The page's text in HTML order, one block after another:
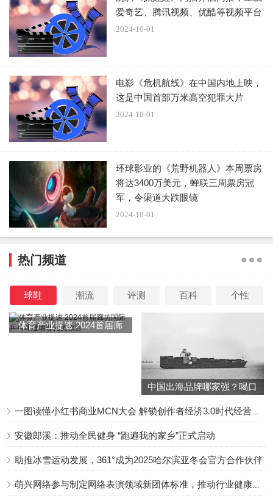
不过，这部电影并非没有缺点。一些情节引人注目，但相对
于电影整体来说，无关紧要，甚至可能对情感影响产生消极
作用。在电影中许多部分，我们看到了类似的情节，这些情
节在情感波动上非常类似，这显然是一种疲劳，也可能会令
人产生一定的不满。
爱和生活的答案，或者如果你想为自己带来一些治愈之光，
并了解如何对内心的呼唤进行回应，那么这部电影是必看
的。爱，听从内心的呼唤，不断地探索，创造出新的生活方
式。
本文来源系统网络数据抓取，如不想被抓取传播，请告知删
原文链接：《遇见你之前》：爱，听从内心的喊叫
爱奇艺、腾讯视频、优酷等视频平台
2024-10-01
电影《危机航线》在中国内地上映，
这是中国首部万米高空犯罪大片
2024-10-01
环球影业的《荒野机器人》本周票房
将达3400万美元，蝉联三周票房冠
军，令渠道大跌眼镜
2024-10-01
热门频道
球鞋 潮流 评测 百科 个性
体育产业提速 2024首届廊
中国出海品牌哪家强？喝口
安徽郎溪：推动全民健身 “跑遍我的家乡”正式启动
助推冰雪运动发展，361°成为2025哈尔滨亚冬会官方合作伙伴